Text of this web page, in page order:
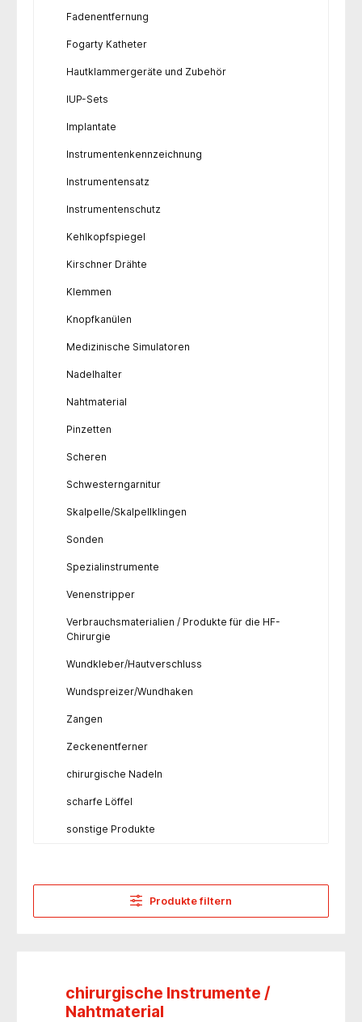
Fadenentfernung
Fogarty Katheter
Hautklammergeräte und Zubehör
IUP-Sets
Implantate
Instrumentenkennzeichnung
Instrumentensatz
Instrumentenschutz
Kehlkopfspiegel
Kirschner Drähte
Klemmen
Knopfkanülen
Medizinische Simulatoren
Nadelhalter
Nahtmaterial
Pinzetten
Scheren
Schwesterngarnitur
Skalpelle/Skalpellklingen
Sonden
Spezialinstrumente
Venenstripper
Verbrauchsmaterialien / Produkte für die HF-
Chirurgie
Wundkleber/Hautverschluss
Wundspreizer/Wundhaken
Zangen
Zeckenentferner
chirurgische Nadeln
scharfe Löffel
sonstige Produkte
Produkte filtern
chirurgische Instrumente /
Nahtmaterial